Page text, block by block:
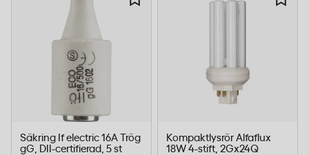
Säkring If electric 16A Trög
gG, DII-certifierad, 5 st
Kompaktlysrör Alfaflux
18W 4-stift, 2Gx24Q